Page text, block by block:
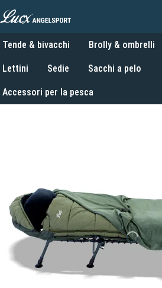
Tende & bivacchi Brolly & ombrelli
Lettini Sedie Sacchi a pelo
Accessori per la pesca